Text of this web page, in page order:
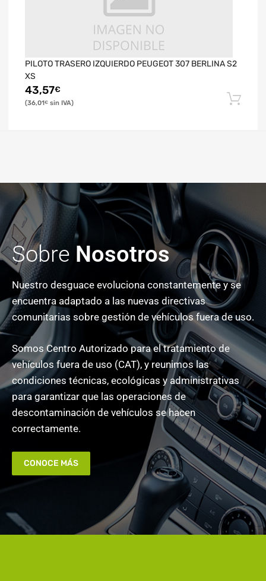
PILOTO TRASERO IZQUIERDO PEUGEOT 307 BERLINA S2
XS
43,57€
36,01€
Sobre Nosotros
Nuestro desguace evoluciona constantemente y se
encuentra adaptado a las nuevas directivas
comunitarias sobre gestión de vehículos fuera de uso.
Somos Centro Autorizado para el tratamiento de
vehículos fuera de uso (CAT), y reunimos las
condiciones técnicas, ecológicas y administrativas
para garantizar que las operaciones de
descontaminación de vehículos se hacen
correctamente.
CONOCE MÁS